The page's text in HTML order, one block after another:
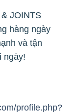
JOINTS
hàng ngày
và tận
ngày!
profile.php?